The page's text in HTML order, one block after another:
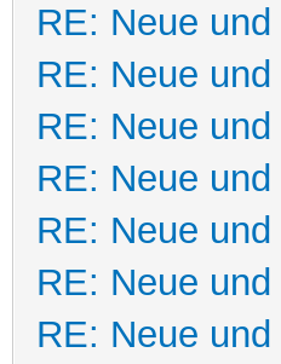
RE: Neue
RE: Neue
RE: Neue
RE: Neue
RE: Neue
RE: Neue
RE: Neue